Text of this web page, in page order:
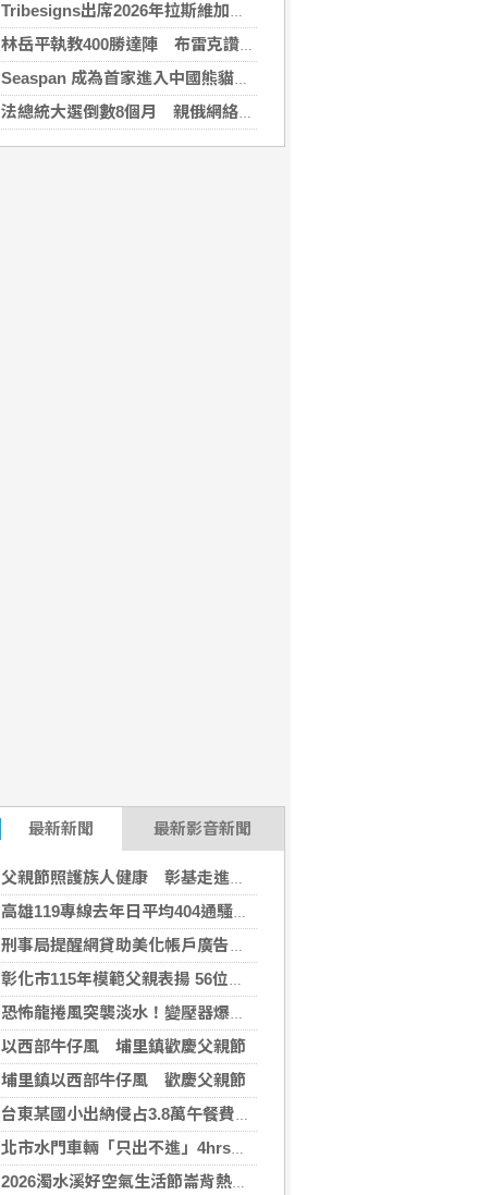
Tribesigns出席2026年拉斯維加斯家具展，擴大與美國領先家居零售商的合作
林岳平執教400勝達陣 布雷克讚獲球員愛戴
Seaspan 成為首家進入中國熊貓債券市場的國際船東及營運商
法總統大選倒數8個月 親俄網絡針對3名參選人造謠
最新新聞 最新影音新聞
父親節照護族人健康 彰基走進原民壘球賽關懷身心靈
高雄119專線去年日平均404通騷擾電話！創5年新高
刑事局提醒網貸助美化帳戶廣告 恐淪洗錢人頭戶
彰化市115年模範父親表揚 56位模範父親由家人陪同上台受獎
恐怖龍捲風突襲淡水！變壓器爆火光 路樹倒塌駕駛眼前瞬間全白
以西部牛仔風 埔里鎮歡慶父親節
埔里鎮以西部牛仔風 歡慶父親節
台東某國小出納侵占3.8萬午餐費 遲繳813天辯「頭暈忘記」判刑結果曝
北市水門車輛「只出不進」4hrs 警1800開始拖吊
2026濁水溪好空氣生活節崙背熱鬧登場！親子攜手齊體驗！共創永續幸福家園